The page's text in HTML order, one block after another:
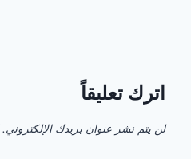
اترك تعليقاً
لن يتم نشر عنوان بريدك الإلكتروني.